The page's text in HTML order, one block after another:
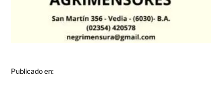
Publicado en: